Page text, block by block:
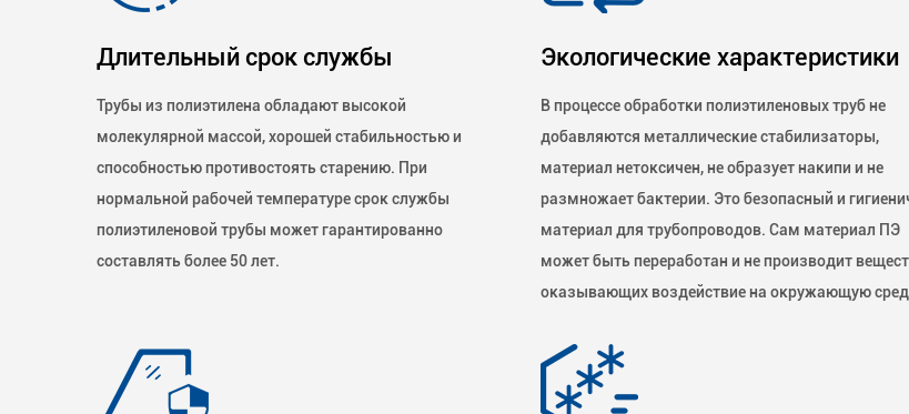
Длительный срок службы
Трубы из полиэтилена обладают высокой
молекулярной массой, хорошей стабильностью и
способностью противостоять старению. При
нормальной рабочей температуре срок службы
полиэтиленовой трубы может гарантированно
составлять более 50 лет.
Экологические характеристики
В процессе обработки полиэтиленовых труб не
добавляются металлические стабилизаторы,
материал нетоксичен, не образует накипи и не
размножает бактерии. Это безопасный и
материал для трубопроводов. Сам материал ПЭ
может быть переработан и не производит
оказывающих воздействие на окружающую